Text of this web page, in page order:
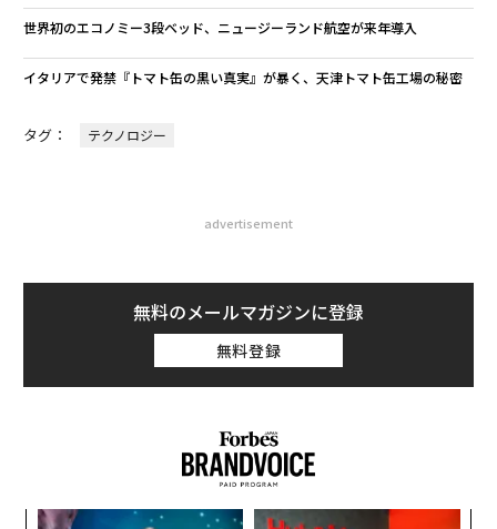
世界初のエコノミー3段ベッド、ニュージーランド航空が来年導入
イタリアで発禁『トマト缶の黒い真実』が暴く、天津トマト缶工場の秘密
タグ： テクノロジー
advertisement
無料のメールマガジンに登録
無料登録